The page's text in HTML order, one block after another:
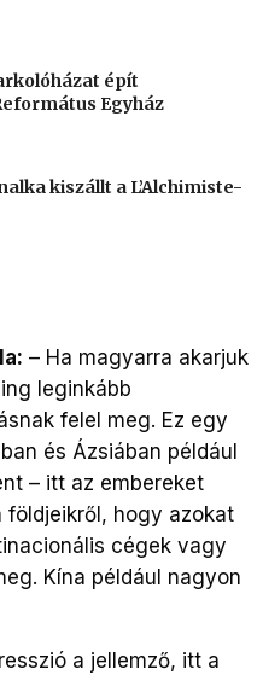
épít
Egyház
kiszállt a L’Alchimiste-
– Ha magyarra akarjuk
leginkább
felel meg. Ez egy
és Ázsiában például
– itt az embereket
földjeikről, hogy azokat
cégek vagy
Kína például nagyon
a jellemző, itt a